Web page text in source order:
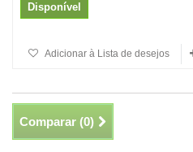
Disponível
Adicionar à Lista de desejos
Comparar (0)